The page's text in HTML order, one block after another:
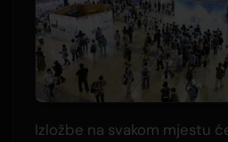
Izložbe na svakom mjestu